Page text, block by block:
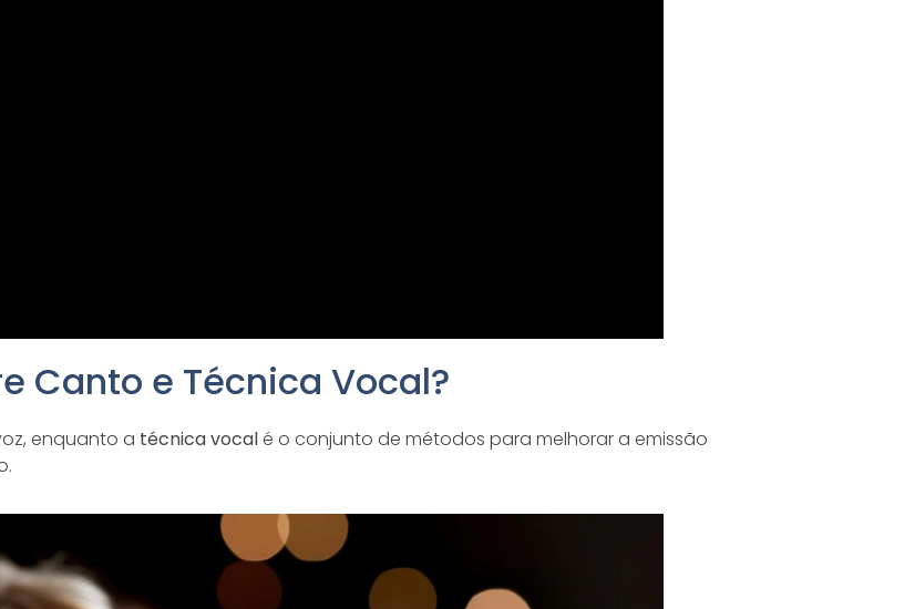
Canto e Técnica Vocal?
enquanto a técnica vocalé o conjunto de métodos para melhorar a emissão